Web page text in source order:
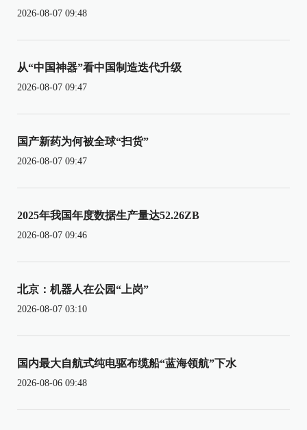
2026-08-07 09:48
从“中国神器”看中国制造迭代升级
2026-08-07 09:47
国产新药为何被全球“扫货”
2026-08-07 09:47
2025年我国年度数据生产量达52.26ZB
2026-08-07 09:46
北京：机器人在公园“上岗”
2026-08-07 03:10
国内最大自航式纯电驱布缆船“蓝海领航”下水
2026-08-06 09:48